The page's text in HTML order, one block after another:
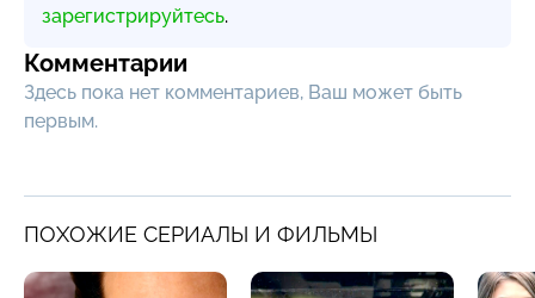
зарегистрируйтесь.
Комментарии
Здесь пока нет комментариев, Ваш может быть
первым.
ПОХОЖИЕ СЕРИАЛЫ И ФИЛЬМЫ